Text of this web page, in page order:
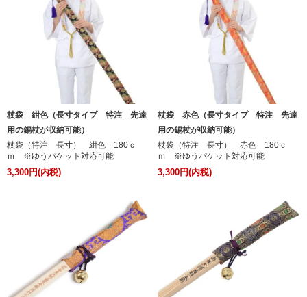
杖袋 紺色（長寸タイプ 特注 先達
用の錫杖が収納可能）
杖袋（特注 長寸） 紺色 180ｃ
ｍ ※ゆうパケット対応可能
3,300円(内税)
杖袋 赤色（長寸タイプ 特注 先達
用の錫杖が収納可能）
杖袋（特注 長寸） 赤色 180ｃ
ｍ ※ゆうパケット対応可能
3,300円(内税)